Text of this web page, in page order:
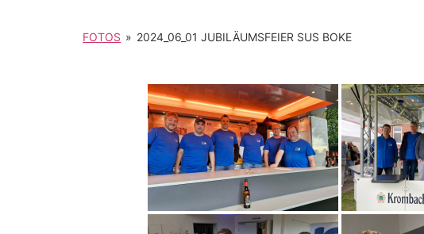
FOTOS » 2024_06_01 JUBILÄUMSFEIER SUS BOKE